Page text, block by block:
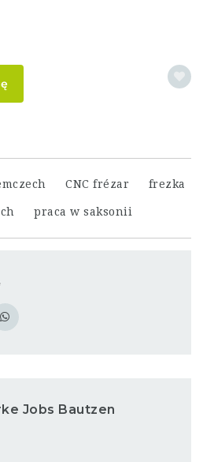
CNC frézar frezka
praca w saksonii
Jobs Bautzen